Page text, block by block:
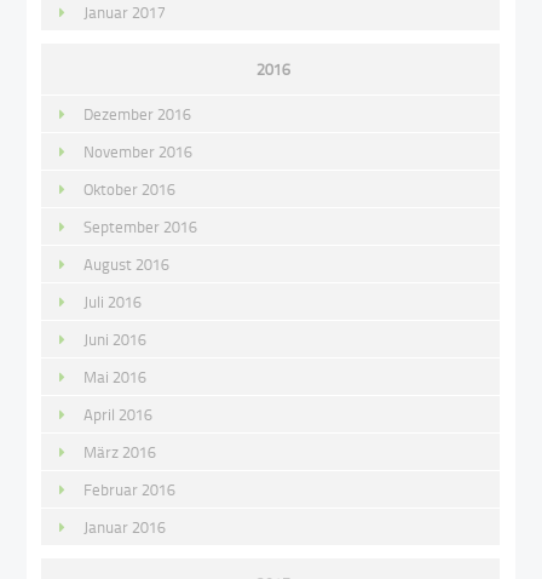
Januar 2017
2016
Dezember 2016
November 2016
Oktober 2016
September 2016
August 2016
Juli 2016
Juni 2016
Mai 2016
April 2016
März 2016
Februar 2016
Januar 2016